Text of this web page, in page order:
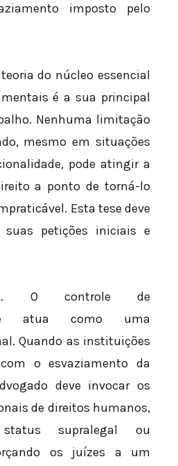
imposto pelo
do núcleo essencial
é a sua principal
Nenhuma limitação
mesmo em situações
pode atingir a
a ponto de torná-lo
Esta tese deve
petições iniciais e
O controle de
atua como uma
Quando as instituições
o esvaziamento da
deve invocar os
de direitos humanos,
supralegal ou
os juízes a um